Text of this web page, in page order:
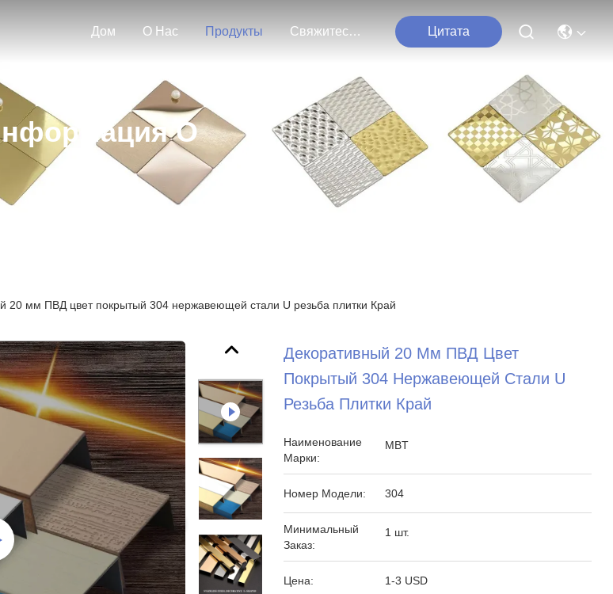
Дом О Нас Продукты Свяжитесь С Нами Цитата
О
20 мм ПВД цвет покрытый 304 нержавеющей стали U резьба плитки Край
Декоративный 20 Мм ПВД Цвет
Покрытый 304 Нержавеющей Стали U
Резьба Плитки Край
Наименование
Марки:
MBT
Номер Модели: 304
Минимальный
Заказ:
1 шт.
Цена: 1-3 USD